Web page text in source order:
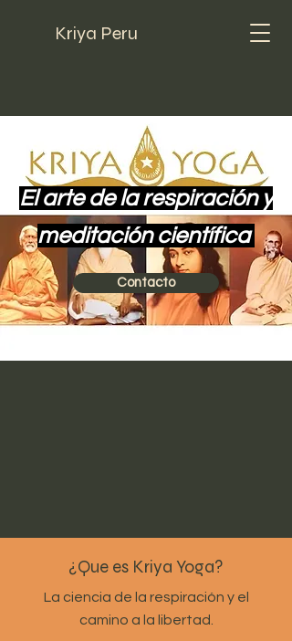
Kriya Peru
El arte de la respiración y
meditación científica
Contacto
¿Que es Kriya Yoga?
La ciencia de la respiración y el
camino a la libertad.